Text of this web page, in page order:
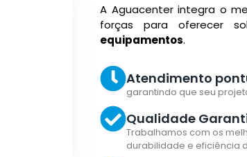
A Aguacenter integra o
forças para oferecer
equipamentos.
Atendimento
garantindo que seu
Qualidade
Trabalhamos com os
durabilidade e eficiência